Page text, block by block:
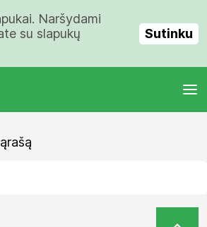
Naršydami
su slapukų
Sutinku